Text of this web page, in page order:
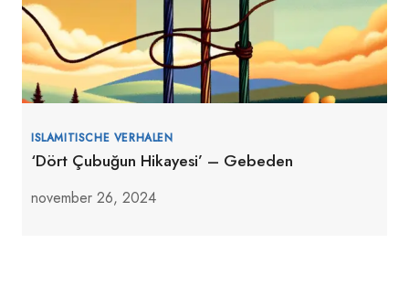
ISLAMITISCHE VERHALEN
‘Dört Çubuğun Hikayesi’ – Gebeden
november 26, 2024